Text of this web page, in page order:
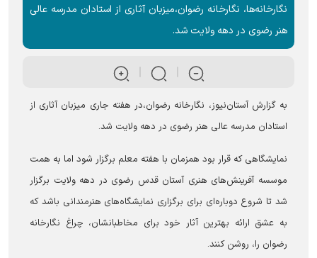
نگارخانه‌ها، نگارخانه رضوان،میزبان آثاری از استادان مدرسه عالی
هنر رضوی در دهه ولایت شد.
به گزارش آستان‌نیوز، نگارخانه رضوان،در هفته جاری میزبان آثاری از
استادان مدرسه عالی هنر رضوی در دهه ولایت شد.
نمایشگاهی که قرار بود همزمان با هفته معلم برگزار شود اما به همت
موسسه آفرینش‌های هنری آستان قدس رضوی در دهه ولایت برگزار
شد تا شروع دوباره‌ای برای برگزاری نمایشگاه‌های هنرمندانی باشد که
به عشق ارائه بهترین آثار خود برای مخاطبانشان، چراغ نگارخانه
رضوان را، روشن کنند.